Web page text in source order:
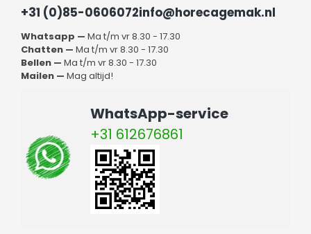
+31 (0)85-0606072info@horecagemak.nl
Whatsapp — Ma t/m vr 8.30 - 17.30
Chatten — Ma t/m vr 8.30 - 17.30
Bellen — Ma t/m vr 8.30 - 17.30
Mailen — Mag altijd!
WhatsApp-service
+31 612676861